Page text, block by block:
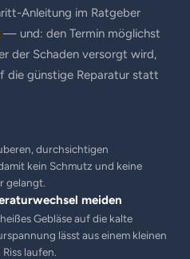
Anleitung im Ratgeber
— und: den Termin möglichst
der Schaden versorgt wird,
die günstige Reparatur statt
durchsichtigen
kein Schmutz und keine
gelangt.
meiden
Gebläse auf die kalte
lässt aus einem kleinen
laufen.